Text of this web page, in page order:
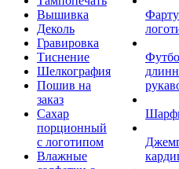
Вышивка
Деколь
Гравировка
Тиснение
Шелкография
Пошив на
заказ
Сахар
порционный
с логотипом
Влажные